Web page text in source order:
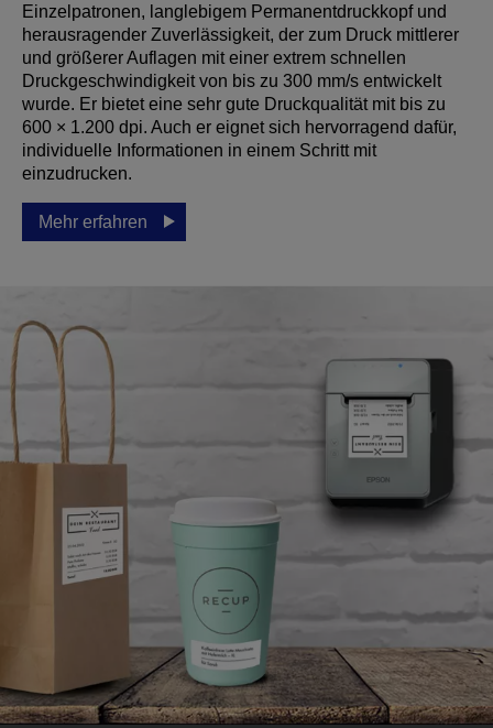
Einzelpatronen, langlebigem Permanentdruckkopf und
herausragender Zuverlässigkeit, der zum Druck mittlerer
und größerer Auflagen mit einer extrem schnellen
Druckgeschwindigkeit von bis zu 300 mm/s entwickelt
wurde. Er bietet eine sehr gute Druckqualität mit bis zu
600 × 1.200 dpi. Auch er eignet sich hervorragend dafür,
individuelle Informationen in einem Schritt mit
einzudrucken.
Mehr erfahren